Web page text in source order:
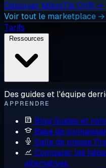
Déployer MikroTik CHR →
Voir tout le marketplace →
Tarifs
Des guides et l'équipe
APPRENDRE
Blog Guides et
Base de
Salle de presse
Comparer les
alternatives